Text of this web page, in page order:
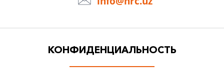
СТАТЬИ
КОНФИДЕНЦИАЛЬНОСТЬ